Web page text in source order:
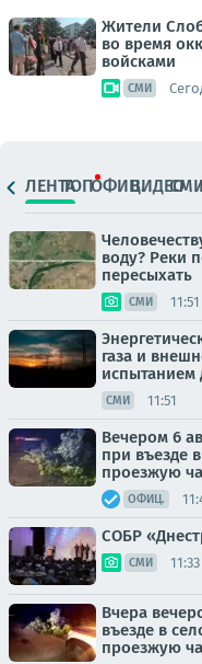
Жители
во время
войсками
СМИ
ЛЕНТАТОПОФИЦ.ВИДЕО
воду? Реки
пересыхать
СМИ 11:51
газа и
испытанием
СМИ 11:51
Вечером 6
при въезде
проезжую
ОФИЦ.
СОБР
СМИ 11:33
Вчера
въезде в
проезжую